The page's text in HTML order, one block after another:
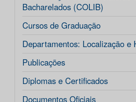
Bacharelados (COLIB)
Cursos de Graduação
Departamentos: Localização e
Publicações
Diplomas e Certificados
Documentos Oficiais